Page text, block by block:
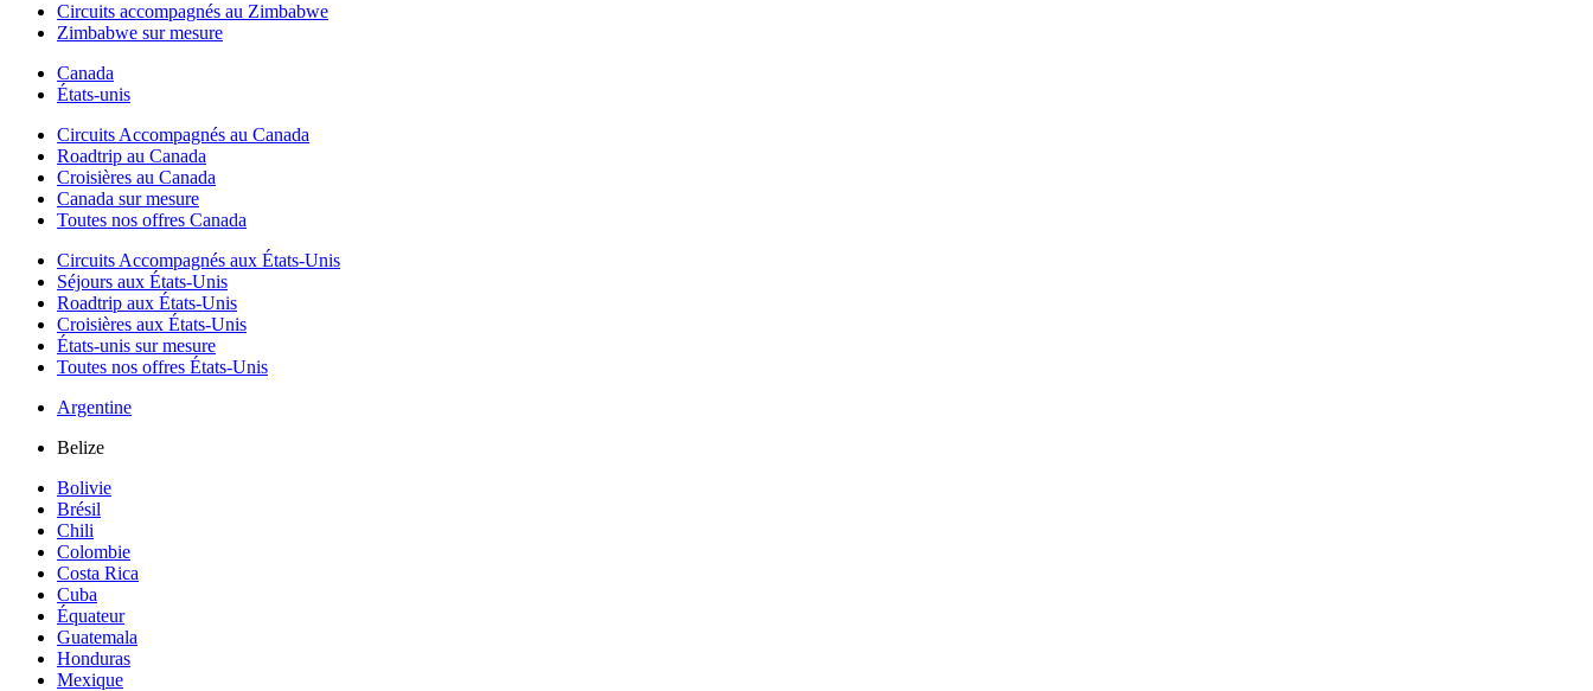
Circuits accompagnés au Zimbabwe
Zimbabwe sur mesure
Canada
États-unis
Circuits Accompagnés au Canada
Roadtrip au Canada
Croisières au Canada
Canada sur mesure
Toutes nos offres Canada
Circuits Accompagnés aux États-Unis
Séjours aux États-Unis
Roadtrip aux États-Unis
Croisières aux États-Unis
États-unis sur mesure
Toutes nos offres États-Unis
Argentine
Belize
Bolivie
Brésil
Chili
Colombie
Costa Rica
Cuba
Équateur
Guatemala
Honduras
Mexique